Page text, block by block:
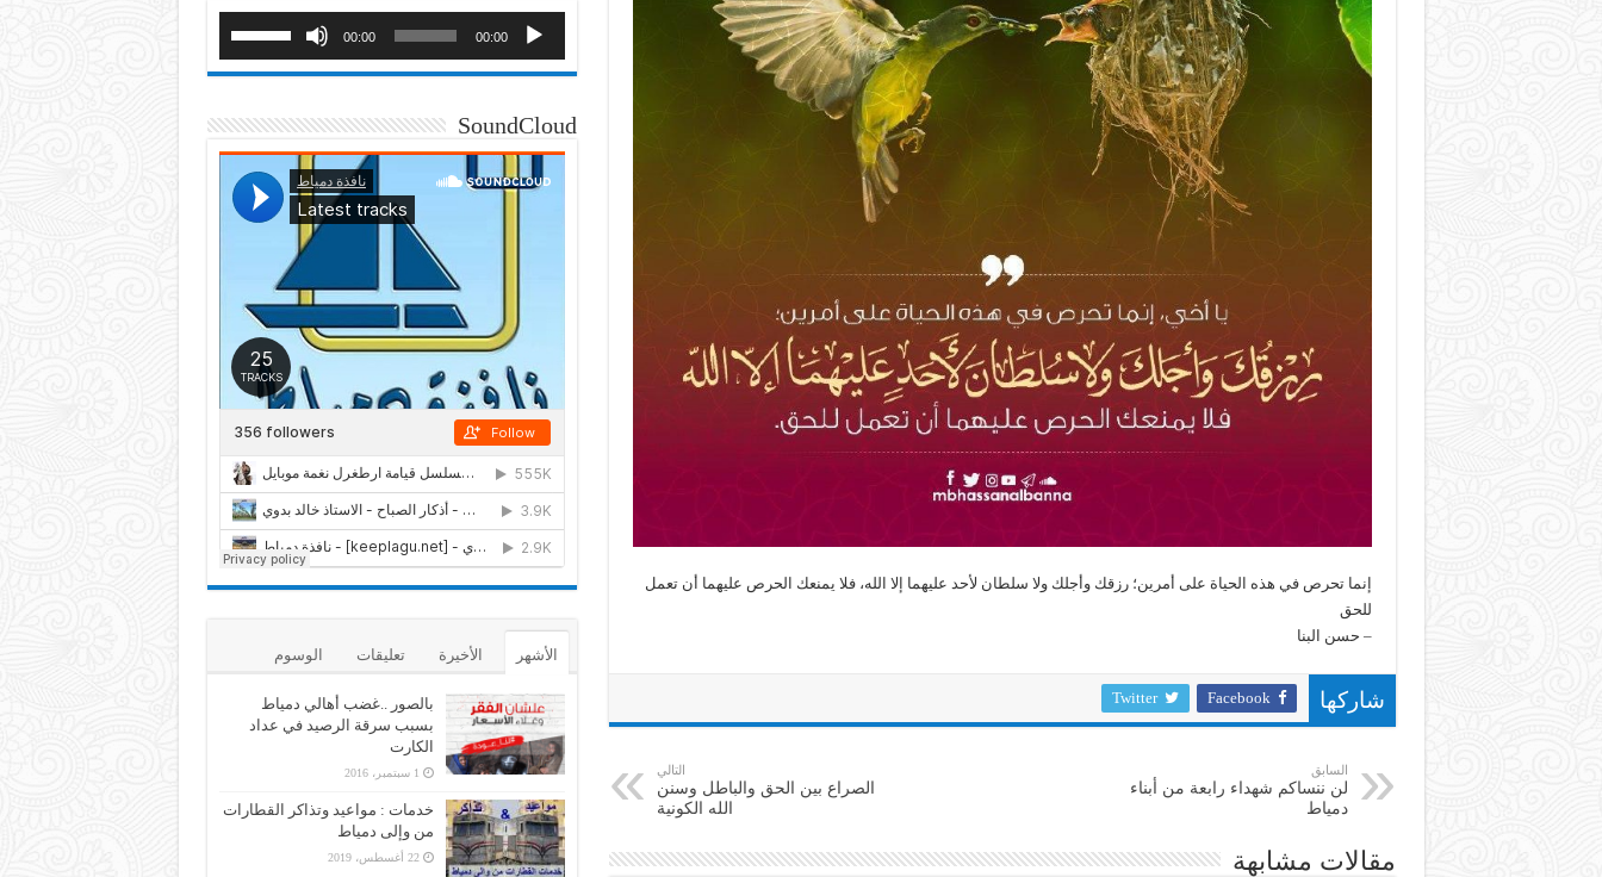
إنما تحرص في هذه الحياة على أمرين؛ رزقك وأجلك ولا سلطان لأحد عليهما إلا الله، فلا يمنعك الحرص عليهما أن تعمل
للحق
– حسن البنا
شاركها Facebook
Twitter
السابق
لن ننساكم شهداء رابعة من أبناء
دمياط
التالي
الصراع بين الحق والباطل وسنن
الله الكونية
مقالات مشابهة
00:00
00:00
SoundCloud
الأشهر الأخيرة تعليقات الوسوم
بالصور ..غضب أهالي دمياط
بسبب سرقة الرصيد في عداد
الكارت
1 سبتمبر، 2016
خدمات : مواعيد وتذاكر القطارات
من وإلى دمياط
22 أغسطس، 2019